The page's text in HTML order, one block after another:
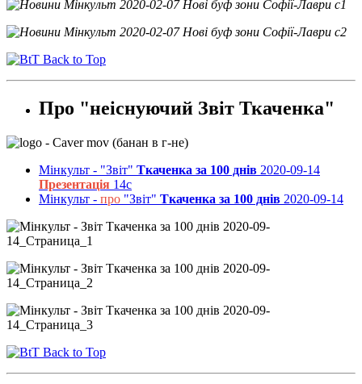
Back to Top
Про "неіснуючий Звіт Ткаченка"
Мінкульт - "Звіт" Ткаченка за 100 днів 2020-09-14
Презентація 14с
Мінкульт - про "Звіт" Ткаченка за 100 днів 2020-09-14
Back to Top